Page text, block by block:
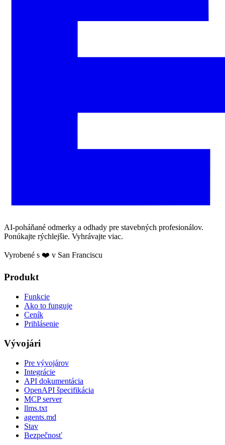
AI-poháňané odmerky a odhady pre stavebných profesionálov.
Ponúkajte rýchlejšie. Vyhrávajte viac.
Vyrobené s ❤️ v San Franciscu
Produkt
Funkcie
Ako to funguje
Ceník
Prihlásenie
Vývojári
Pre vývojárov
Integrácie
API dokumentácia
OpenAPI špecifikácia
MCP server
llms.txt
agents.md
Stav
Bezpečnosť